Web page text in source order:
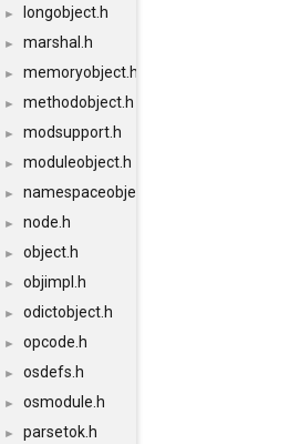
► longobject.h
► marshal.h
► memoryobject.h
► methodobject.h
► modsupport.h
► moduleobject.h
► namespaceobject.h
► node.h
► object.h
► objimpl.h
► odictobject.h
► opcode.h
► osdefs.h
► osmodule.h
► parsetok.h